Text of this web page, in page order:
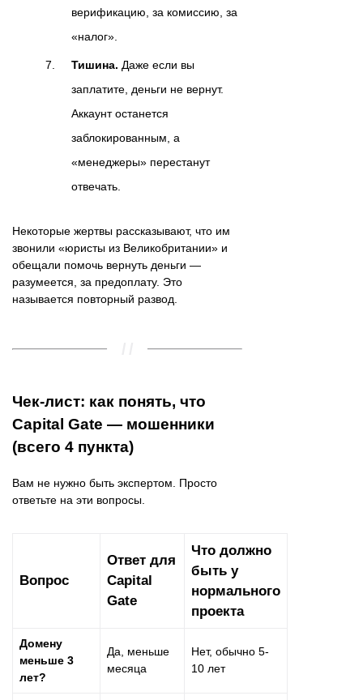
верификацию, за комиссию, за
«налог».
Тишина. Даже если вы
заплатите, деньги не вернут.
Аккаунт останется
заблокированным, а
«менеджеры» перестанут
отвечать.
Некоторые жертвы рассказывают, что им
звонили «юристы из Великобритании» и
обещали помочь вернуть деньги —
разумеется, за предоплату. Это
называется повторный развод.
Чек-лист: как понять, что
Capital Gate — мошенники
(всего 4 пункта)
Вам не нужно быть экспертом. Просто
ответьте на эти вопросы.
Вопрос
Ответ для
Capital
Gate
Что должно
быть у
нормального
проекта
Домену
меньше 3
лет?
Да, меньше
месяца
Нет, обычно 5-
10 лет